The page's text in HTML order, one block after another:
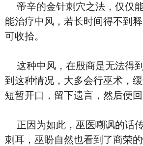
帝辛的金针刺穴之法，仅仅
能治疗中风，若长时间得不到
可收拾。
这种中风，在殷商是无法得
到这种情况，大多会行巫术，
短暂开口，留下遗言，然后便回
正因为如此，巫医嘲讽的话
刺耳，巫盼自然也看到了商荣